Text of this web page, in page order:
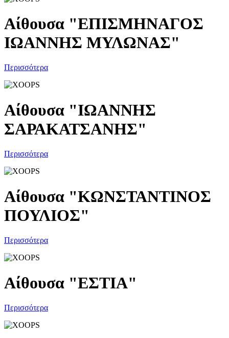
Αίθουσα "ΕΠΙΣΜΗΝΑΓΟΣ
ΙΩΑΝΝΗΣ ΜΥΛΩΝΑΣ"
Περισσότερα
Αίθουσα "ΙΩΑΝΝΗΣ
ΣΑΡΑΚΑΤΣΑΝΗΣ"
Περισσότερα
Αίθουσα "ΚΩΝΣΤΑΝΤΙΝΟΣ
ΠΟΥΛΙΟΣ"
Περισσότερα
Αίθουσα "ΕΣΤΙΑ"
Περισσότερα